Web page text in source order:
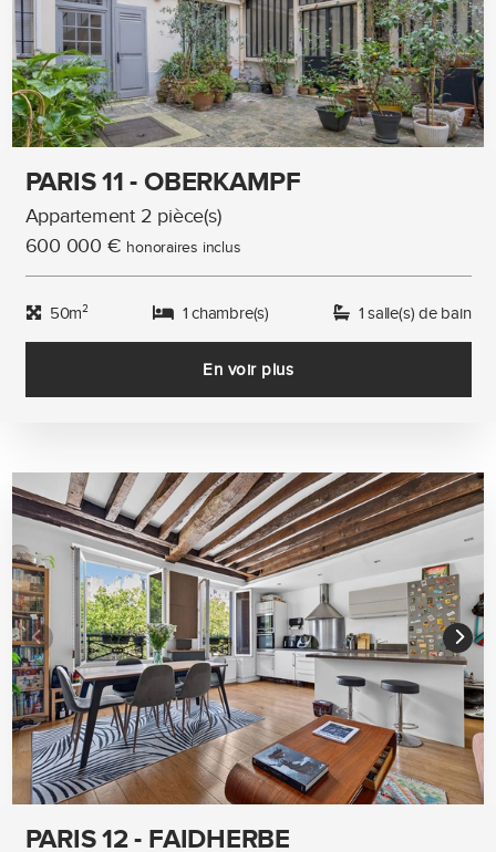
PARIS 11 - OBERKAMPF
Appartement 2 pièce(s)
600 000 € honoraires inclus
50m² 1 chambre(s) 1 salle(s) de bain
En voir plus
PARIS 12 - FAIDHERBE